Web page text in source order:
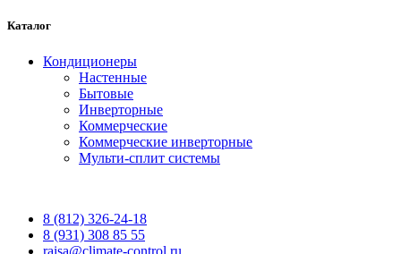
Каталог
Кондиционеры
Настенные
Бытовые
Инверторные
Коммерческие
Коммерческие инверторные
Мульти-сплит системы
8 (812) 326-24-18
8 (931) 308 85 55
raisa@climate-control.ru